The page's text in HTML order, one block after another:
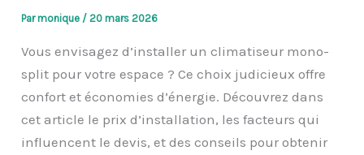
Parmonique /20 mars 2026
Vous envisagez d’installer un climatiseur mono-
split pour votre espace ? Ce choix judicieux offre
confort et économies d’énergie. Découvrez dans
cet article le prix d’installation, les facteurs qui
influencent le devis, et des conseils pour obtenir